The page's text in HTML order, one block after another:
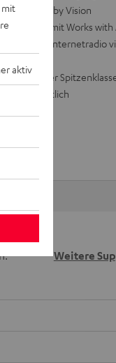
und Dolby Vision
mit Works
2, Napster, Internetradio
der
erhältlich
wir
Weitere
mit
aktiv